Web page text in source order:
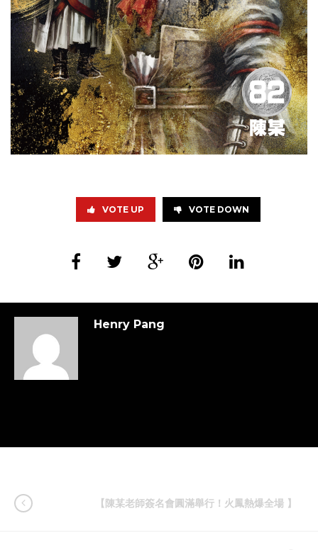
VOTE UP VOTE DOWN
Henry Pang
【陳某老師簽名會圓滿舉行！火鳳熱爆全場 】